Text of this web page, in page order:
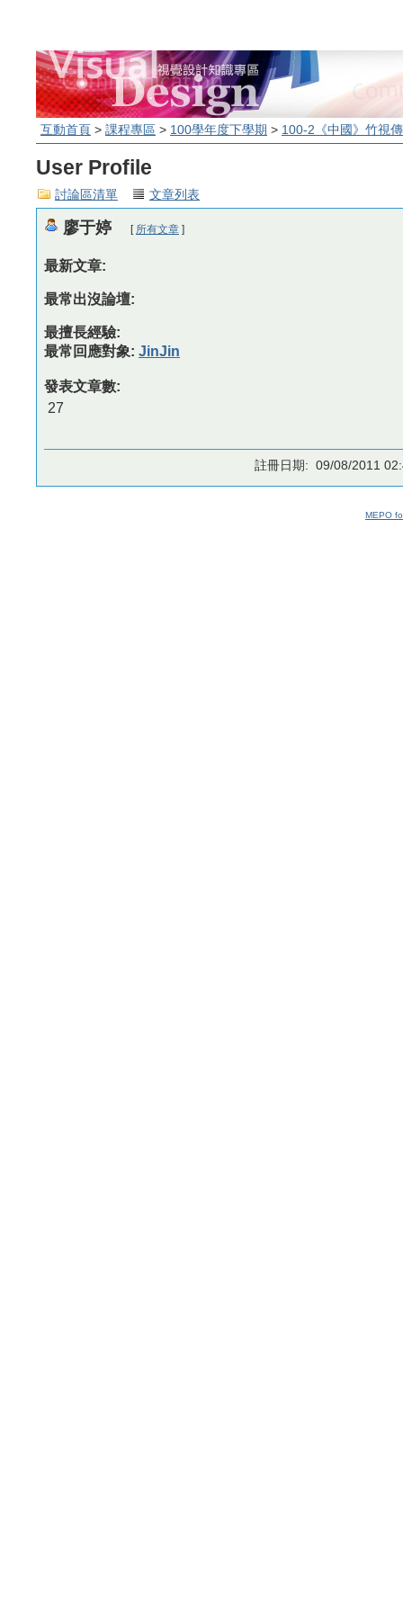
互動首頁 > 課程專區 > 100學年度下學期 > 100-2《中國》竹視
User Profile
討論區清單 文章列表
廖于婷 [ 所有文章 ]
最新文章:
最常出沒論壇:
最擅長經驗:
最常回應對象: JinJin
發表文章數:
27
註冊日期: 09/08/2011
MEPO